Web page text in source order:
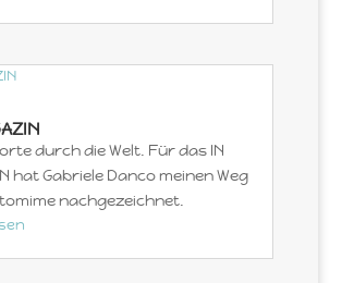
durch die Welt. Für das IN
hat Gabriele Danco meinen Weg
nachgezeichnet.